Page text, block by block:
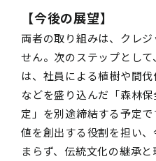
【今後の展望】
両者の取り組みは、クレ
せん。次のステップとし
は、社員による植樹や間
などを盛り込んだ「森林
定」を別途締結する予定
値を創出する役割を担い
まらず、伝統文化の継承と